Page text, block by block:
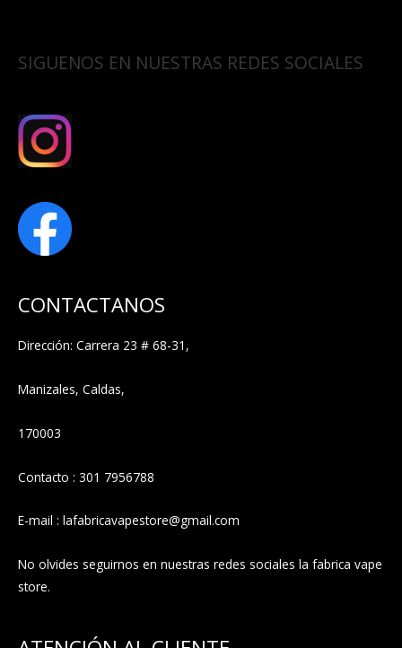
SIGUENOS EN NUESTRAS REDES SOCIALES
CONTACTANOS
Dirección: Carrera 23 # 68-31,
Manizales, Caldas,
170003
Contacto : 301 7956788
E-mail : lafabricavapestore@gmail.com
No olvides seguirnos en nuestras redes sociales la fabrica vape
store.